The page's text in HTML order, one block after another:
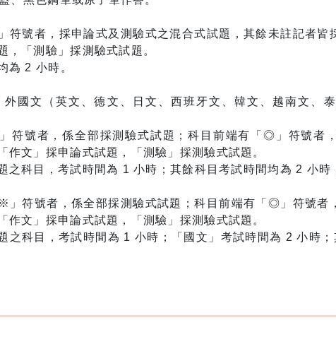
符號者，採申論式及測驗式之混合式試題，其餘未註記者皆
，「測驗」採測驗式試題。
為 2 小時。
外國文（英文、德文、日文、西班牙文、韓文、越南文、
符號者，係全部採測驗式試題；科目前端有「◎」符號者
作文」採申論式試題，「測驗」採測驗式試題。
之科目，考試時間為 1 小時；其餘科目考試時間均為 2 小時
※」符號者，係全部採測驗式試題；科目前端有「◎」符號者
作文」採申論式試題，「測驗」採測驗式試題。
之科目，考試時間為 1 小時；「國文」考試時間為 2 小時